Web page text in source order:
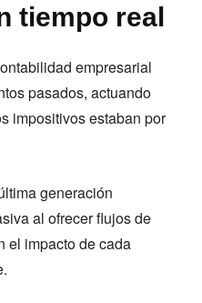
tiempo real
empresarial
pasados, actuando
impositivos estaban por
generación
al ofrecer flujos de
el impacto de cada